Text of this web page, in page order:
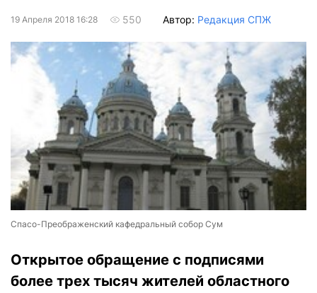
19 Апреля 2018 16:28 550 Автор: Редакция СПЖ
Спасо-Преображенский кафедральный собор Сум
Открытое обращение с подписями
более трех тысяч жителей областного